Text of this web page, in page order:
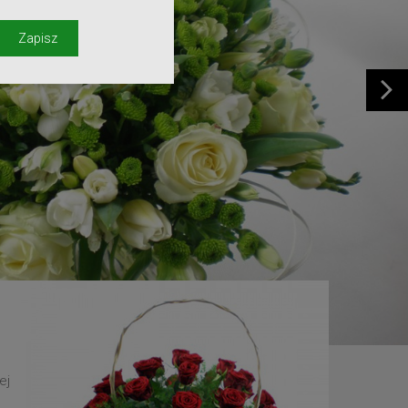
Zapisz